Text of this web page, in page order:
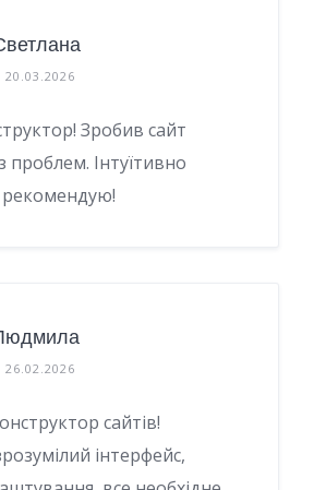
20.03.2026
Зробив сайт
проблем. Інтуїтивно
рекомендую!
26.02.2026
сайтів!
інтерфейс,